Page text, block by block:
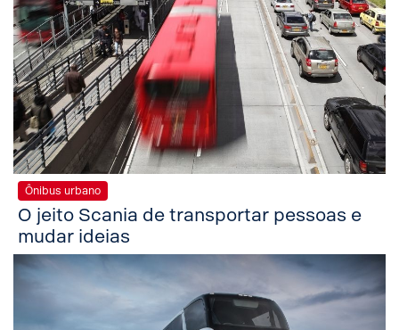
Ônibus urbano
O jeito Scania de transportar pessoas e
mudar ideias